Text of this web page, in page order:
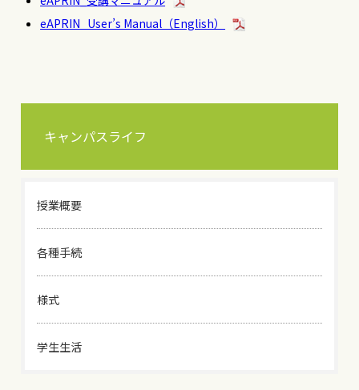
eAPRIN User’s Manual（English）
キャンパスライフ
授業概要
各種手続
様式
学生生活